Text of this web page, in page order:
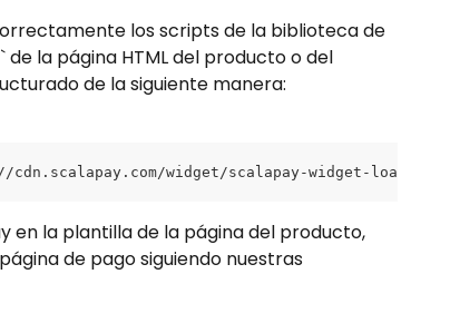
los scripts de la biblioteca de
la página HTML del producto o del
de la siguiente manera:
widget/scalapay-widget-
en la plantilla de la página del producto,
de pago siguiendo nuestras